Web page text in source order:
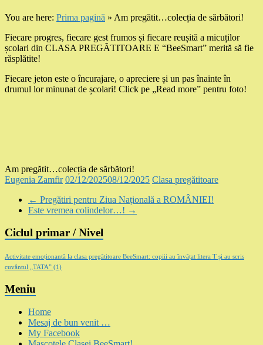
You are here: Prima pagină » Am pregătit…colecția de sărbători!
Fiecare progres, fiecare gest frumos și fiecare reușită a micuților
școlari din CLASA PREGĂTITOARE E “BeeSmart” merită să fie
răsplătite!
Fiecare jeton este o încurajare, o apreciere și un pas înainte în
drumul lor minunat de școlari! Click pe „Read more” pentru foto!
Am pregătit…colecția de sărbători!
Eugenia Zamfir 02/12/202508/12/2025 Clasa pregătitoare
← Pregătiri pentru Ziua Națională a ROMÂNIEI!
Este vremea colindelor…! →
Ciclul primar / Nivel
Activitate emoționantă la clasa pregătitoare BeeSmart: copiii au învățat litera T și au scris
cuvântul „TATA” (1)
Meniu
Home
Mesaj de bun venit …
My Facebook